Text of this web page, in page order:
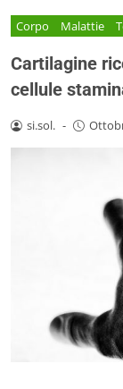
Corpo Malattie
Cartilagine
cellule
si.sol. -